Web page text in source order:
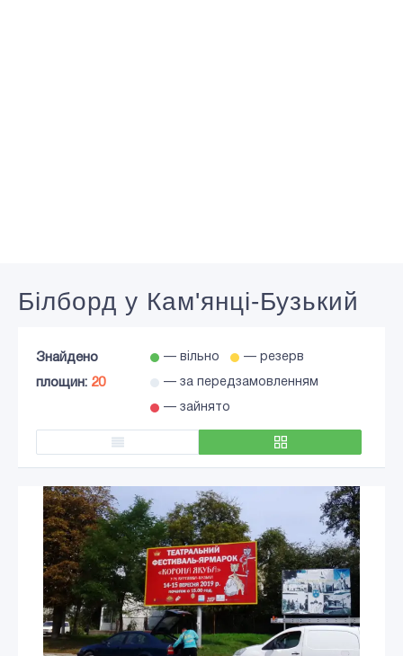
Білборд у Кам'янці-Бузький
Знайдено
площин: 20
— вільно — резерв
— за передзамовленням
— зайнято